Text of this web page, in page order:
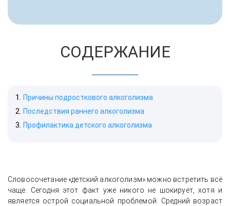
СОДЕРЖАНИЕ
Причины подросткового алкоголизма
Последствия раннего алкоголизма
Профилактика детского алкоголизма
Словосочетание «детский алкоголизм» можно встретить всё
чаще. Сегодня этот факт уже никого не шокирует, хотя и
является острой социальной проблемой. Средний возраст